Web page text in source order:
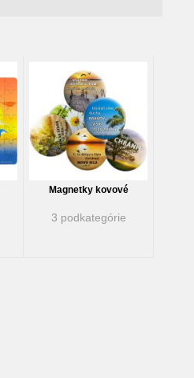
Magnetky kovové
3 podkategórie